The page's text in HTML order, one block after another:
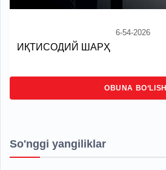
6-54-2026
ИҚТИСОДИЙ ШАРҲ
OBUNA BO‘LISH
So'nggi yangiliklar